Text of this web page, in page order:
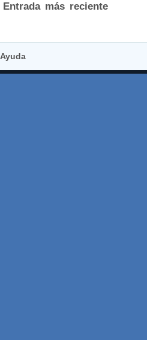
Entrada más reciente
Ayuda